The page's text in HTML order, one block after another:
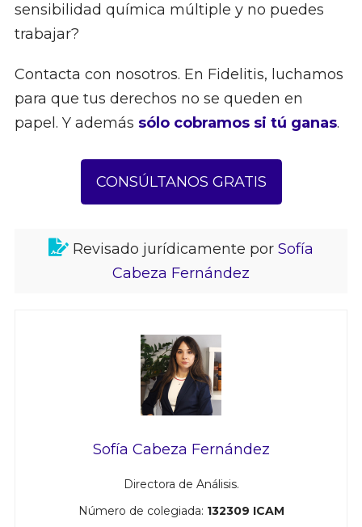
sensibilidad química múltiple y no puedes
trabajar?
Contacta con nosotros. En Fidelitis, luchamos
para que tus derechos no se queden en
papel. Y además sólo cobramos si tú ganas.
CONSÚLTANOS GRATIS
Revisado jurídicamente por Sofía
Cabeza Fernández
Sofía Cabeza Fernández
Directora de Análisis.
Número de colegiada: 132309 ICAM